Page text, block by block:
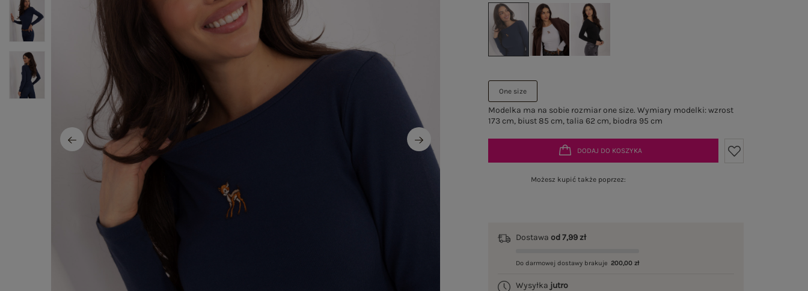
One size
Modelka ma na sobie rozmiar one size. Wymiary modelki: wzrost
173 cm, biust 85 cm, talia 62 cm, biodra 95 cm
DODAJ DO KOSZYKA
Możesz kupić także poprzez:
Dostawaod 7,99 zł
Do darmowej dostawy brakuje 200,00 zł
Wysyłka jutro